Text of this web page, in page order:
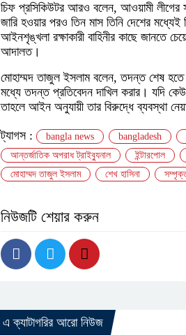
চিফ প্রসিকিউটর আরও বলেন, আওয়ামী লীগের
জারি হওয়ার পরও তিন মাস তিনি দেশের মধ্যেই
আইনশৃঙ্খলা রক্ষাকারী বাহিনীর কাছে জানতে
আদালত।
মোহাম্মদ তাজুল ইসলাম বলেন, তদন্ত শেষ
মধ্যে তদন্ত প্রতিবেদন দাখিল করার। যদি
তাহলে আইন অনুযায়ী তার বিরুদ্ধে ব্যবস্থা
ট্যাগস : bangla news bangladesh
আন্তর্জাতিক অপরাধ ট্রাইব্যুনাল
ইন্টারপোল
মোহাম্মদ তাজুল ইসলাম
শেখ হাসিনা
নিউজটি শেয়ার করুন
এ ক্যাটাগরির আরো নিউজ